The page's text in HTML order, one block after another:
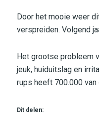
Door het mooie weer
verspreiden. Volgend
Het grootse probleem
jeuk, huiduitslag en
rups heeft 700.000 van
Dit delen: